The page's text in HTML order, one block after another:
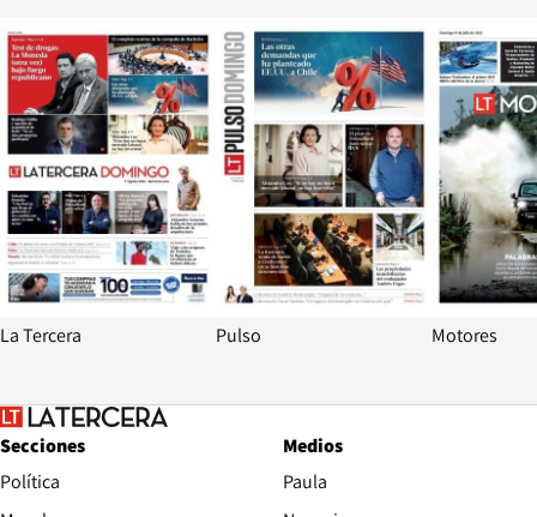
Opens in new window
La Tercera
Opens in
Pulso Motores
Secciones
Política
Medios
Paula